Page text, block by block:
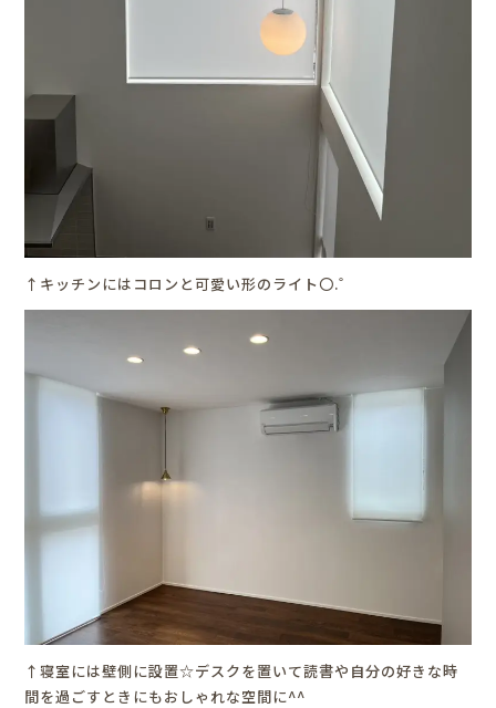
↑キッチンにはコロンと可愛い形のライト〇.゜
↑寝室には壁側に設置☆デスクを置いて読書や自分の好きな時
間を過ごすときにもおしゃれな空間に^^